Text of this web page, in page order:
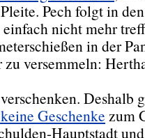
Pech folgt in
nicht mehr
in der
versemmeln:
Deshalb
Geschenke zum
Hauptstadt